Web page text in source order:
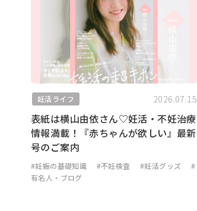
妊活ライフ 2026.07.15
表紙は横山由依さん♡妊活・不妊治療
情報満載！『赤ちゃんが欲しい』最新
号のご案内
#妊娠の基礎知識 #不妊検査 #妊活グッズ
#
有名人・ブログ